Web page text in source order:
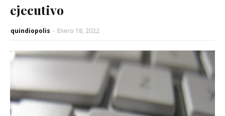
ejecutivo
quindiopolis - Enero 18, 2022